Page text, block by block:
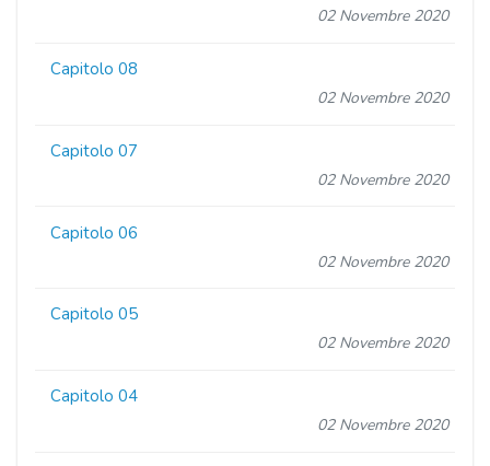
02 Novembre 2020
Capitolo 08
02 Novembre 2020
Capitolo 07
02 Novembre 2020
Capitolo 06
02 Novembre 2020
Capitolo 05
02 Novembre 2020
Capitolo 04
02 Novembre 2020